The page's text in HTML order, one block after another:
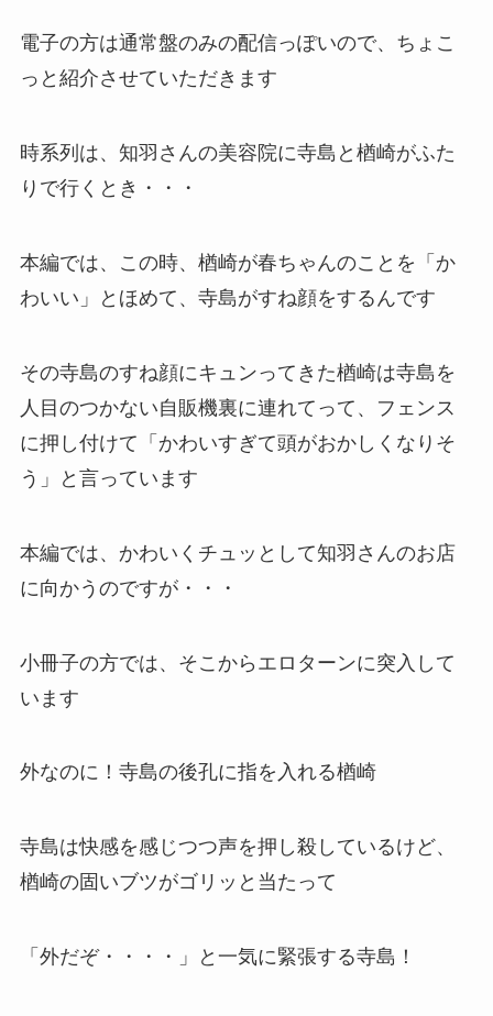
電子の方は通常盤のみの配信っぽいので、ちょこ
っと紹介させていただきます
時系列は、知羽さんの美容院に寺島と楢崎がふた
りで行くとき・・・
本編では、この時、楢崎が春ちゃんのことを「か
わいい」とほめて、寺島がすね顔をするんです
その寺島のすね顔にキュンってきた楢崎は寺島を
人目のつかない自販機裏に連れてって、フェンス
に押し付けて「かわいすぎて頭がおかしくなりそ
う」と言っています
本編では、かわいくチュッとして知羽さんのお店
に向かうのですが・・・
小冊子の方では、そこからエロターンに突入して
います
外なのに！寺島の後孔に指を入れる楢崎
寺島は快感を感じつつ声を押し殺しているけど、
楢崎の固いブツがゴリッと当たって
「外だぞ・・・・」と一気に緊張する寺島！